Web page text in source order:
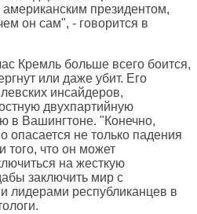
президентом,
он сам", - говорится в
Кремль больше всего боится,
или даже убит. Его
инсайдеров,
двухпартийную
в Вашингтоне. "Конечно,
опасается не только падения
того, что он может
на жесткую
заключить мир с
лидерами республиканцев в